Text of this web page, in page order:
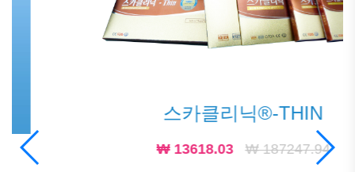
스카클리닉®-THIN
₩ 13618.03 ₩ 187247.94